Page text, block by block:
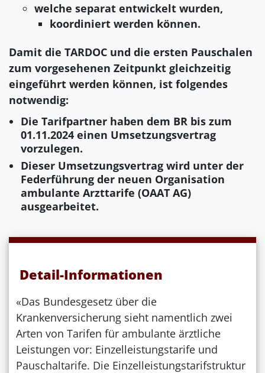
welche separat entwickelt wurden,
koordiniert werden können.
Damit die TARDOC und die ersten Pauschalen
zum vorgesehenen Zeitpunkt gleichzeitig
eingeführt werden können, ist folgendes
notwendig:
Die Tarifpartner haben dem BR bis zum
01.11.2024 einen Umsetzungsvertrag
vorzulegen.
Dieser Umsetzungsvertrag wird unter der
Federführung der neuen Organisation
ambulante Arzttarife (OAAT AG)
ausgearbeitet.
Detail-Informationen
«Das Bundesgesetz über die
Krankenversicherung sieht namentlich zwei
Arten von Tarifen für ambulante ärztliche
Leistungen vor: Einzelleistungstarife und
Pauschaltarife. Die Einzelleistungstarifstruktur